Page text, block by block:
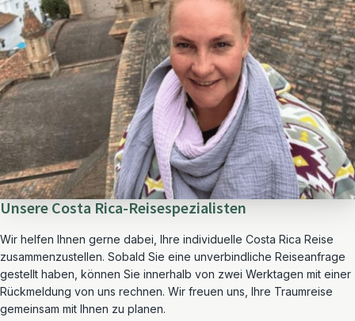
Unsere Costa Rica-Reisespezialisten
Wir helfen Ihnen gerne dabei, Ihre individuelle Costa Rica Reise
zusammenzustellen. Sobald Sie eine unverbindliche Reiseanfrage
gestellt haben, können Sie innerhalb von zwei Werktagen mit einer
Rückmeldung von uns rechnen. Wir freuen uns, Ihre Traumreise
gemeinsam mit Ihnen zu planen.